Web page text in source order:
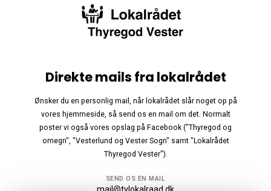
Direkte mails fra lokalrådet
Ønsker du en personlig mail, når lokalrådet slår noget op på
vores hjemmeside, så send os en mail om det. Normalt
poster vi også vores opslag på Facebook ("Thyregod og
omegn", "Vesterlund og Vester Sogn" samt "Lokalrådet
Thyregod Vester").
SEND OS EN MAIL